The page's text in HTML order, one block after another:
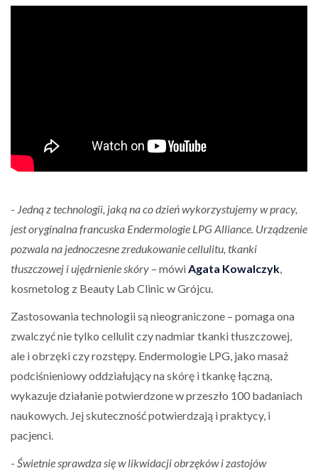
- Jedną z technologii, jaką na co dzień wykorzystujemy w pracy,
jest oryginalna francuska Endermologie LPG Alliance. Urządzenie
pozwala na jednoczesne zredukowanie cellulitu, tkanki
tłuszczowej i ujędrnienie skóry – mówi Agata Kowalczyk
kosmetolog z Beauty Lab Clinic w Grójcu.
Zastosowania technologii są nieograniczone – pomaga ona
zwalczyć nie tylko cellulit czy nadmiar tkanki tłuszczowej,
ale i obrzęki czy rozstępy. Endermologie LPG, jako masaż
podciśnieniowy oddziałujący na skórę i tkankę łączną,
wykazuje działanie potwierdzone w przeszło 100 badaniach
naukowych. Jej skuteczność potwierdzają i praktycy, i
pacjenci.
- Świetnie sprawdza się w likwidacji obrzęków i zastojów